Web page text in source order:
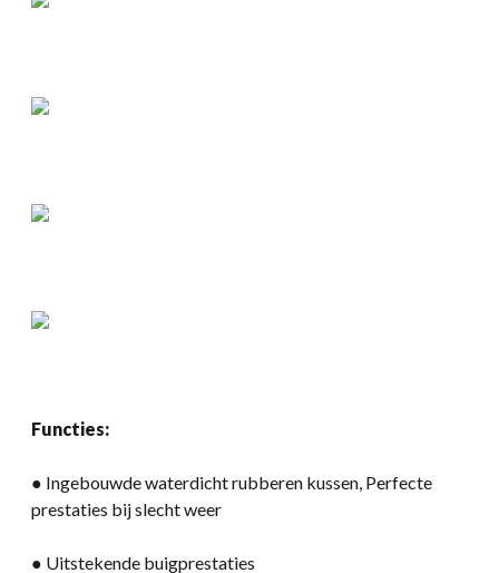
Functies:
● Ingebouwde waterdicht rubberen kussen, Perfecte
prestaties bij slecht weer
● Uitstekende buigprestaties